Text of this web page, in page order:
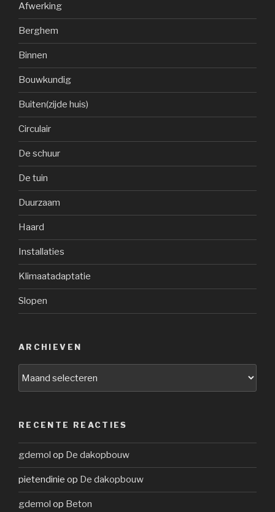
Afwerking
Berghem
Binnen
Bouwkundig
Buiten(zijde huis)
Circulair
De schuur
De tuin
Duurzaam
Haard
Installaties
Klimaatadaptatie
Slopen
ARCHIEVEN
RECENTE REACTIES
gdemol op De dakopbouw
pietendinie op De dakopbouw
gdemol op Beton